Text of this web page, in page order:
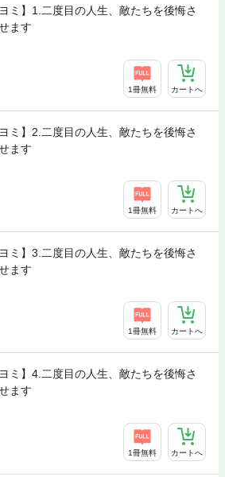
ヨミ】1.二度目の人生、敵たちを後悔さ
ます
1冊無料 カートへ
ヨミ】2.二度目の人生、敵たちを後悔さ
ます
1冊無料 カートへ
ヨミ】3.二度目の人生、敵たちを後悔さ
ます
1冊無料 カートへ
ヨミ】4.二度目の人生、敵たちを後悔さ
ます
1冊無料 カートへ